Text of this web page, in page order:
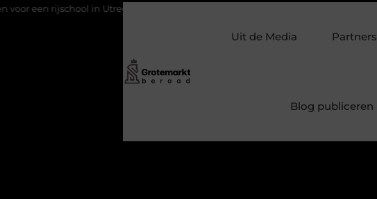
in Utrecht? Duurzaamheid verweven in de bedrijfsvoering
Uit de Media Partners
Blog publiceren